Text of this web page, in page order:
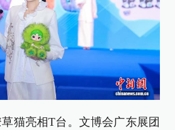
猫亮相T台。文博会广东展团